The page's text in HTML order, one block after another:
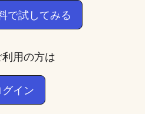
で試してみる
用の方は
グイン